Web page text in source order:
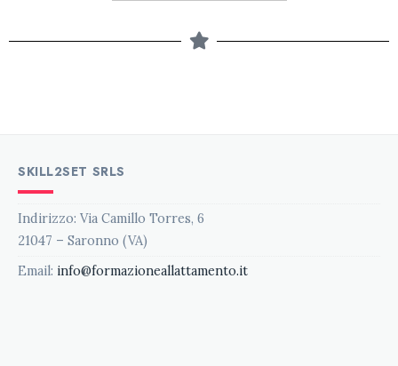
SKILL2SET SRLS
Indirizzo: Via Camillo Torres, 6
21047 – Saronno (VA)
Email: info@formazioneallattamento.it